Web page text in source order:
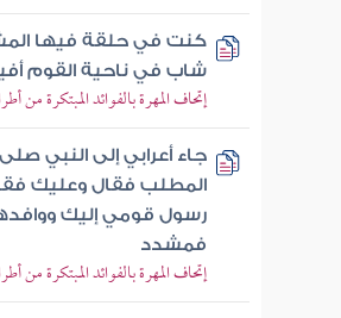
كنت في حلقة فيها
شاب في ناحية القوم
إتحاف المهرة بالفوائد المبتكرة
جاء أعرابي إلى النبي
المطلب فقال وعليك
رسول قومي إليك
فمشدد
إتحاف المهرة بالفوائد المبتكرة